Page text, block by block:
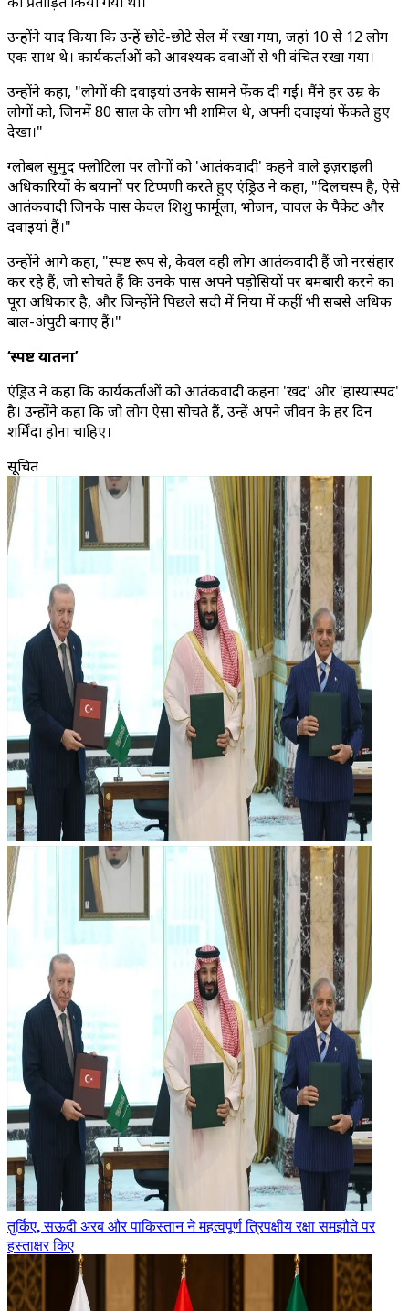
उन्होंने याद किया कि उन्हें छोटे-छोटे सेल में रखा गया, जहां 10 से 12 लोग
एक साथ थे। कार्यकर्ताओं को आवश्यक दवाओं से भी वंचित रखा गया।
उन्होंने कहा, "लोगों की दवाइयां उनके सामने फेंक दी गईं। मैंने हर उम्र के
लोगों को, जिनमें 80 साल के लोग भी शामिल थे, अपनी दवाइयां फेंकते हुए
देखा।"
ग्लोबल सुमुद फ्लोटिला पर लोगों को 'आतंकवादी' कहने वाले इज़राइली
अधिकारियों के बयानों पर टिप्पणी करते हुए एंड्रिउ ने कहा, "दिलचस्प है, ऐसे
आतंकवादी जिनके पास केवल शिशु फार्मूला, भोजन, चावल के पैकेट और
दवाइयां हैं।"
उन्होंने आगे कहा, "स्पष्ट रूप से, केवल वही लोग आतंकवादी हैं जो नरसंहार
कर रहे हैं, जो सोचते हैं कि उनके पास अपने पड़ोसियों पर बमबारी करने का
पूरा अधिकार है, और जिन्होंने पिछले सदी में दुनिया में कहीं भी सबसे अधिक
बाल-अंपुटी बनाए हैं।"
‘स्पष्ट यातना’
एंड्रिउ ने कहा कि कार्यकर्ताओं को आतंकवादी कहना 'दुखद' और 'हास्यास्पद'
है। उन्होंने कहा कि जो लोग ऐसा सोचते हैं, उन्हें अपने जीवन के हर दिन
शर्मिंदा होना चाहिए।
सूचित
तुर्किए, सऊदी अरब और पाकिस्तान ने महत्वपूर्ण त्रिपक्षीय रक्षा समझौते पर
हस्ताक्षर किए